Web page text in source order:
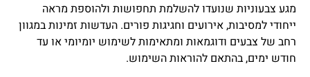
מגע צבעוניות שנועדו להשלמת תחפושות ולהוספת מראה
ייחודי למסיבות, אירועים וחגיגות פורים. העדשות זמינות במגוון
רחב של צבעים ודוגמאות ומתאימות לשימוש יומיומי או עד
חודש ימים, בהתאם להוראות השימוש.